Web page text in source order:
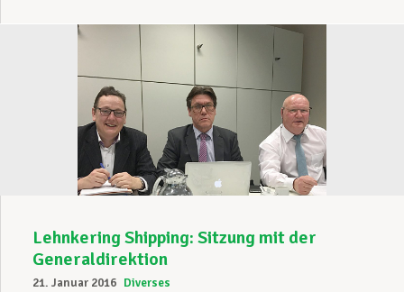
Lehnkering Shipping: Sitzung mit der
Generaldirektion
21. Januar 2016 Diverses